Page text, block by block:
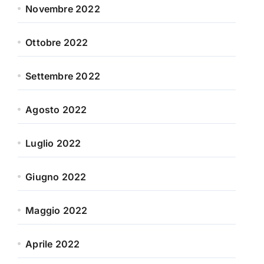
Novembre 2022
Ottobre 2022
Settembre 2022
Agosto 2022
Luglio 2022
Giugno 2022
Maggio 2022
Aprile 2022